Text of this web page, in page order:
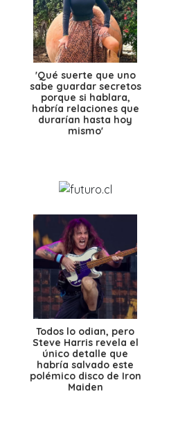
'Qué suerte que uno
sabe guardar secretos
porque si hablara,
habría relaciones que
durarían hasta hoy
mismo'
Todos lo odian, pero
Steve Harris revela el
único detalle que
habría salvado este
polémico disco de Iron
Maiden